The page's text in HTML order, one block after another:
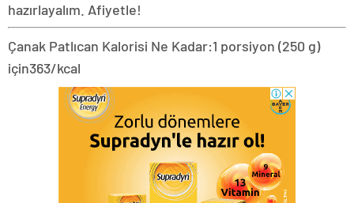
hazırlayalım. Afiyetle!
Çanak Patlıcan Kalorisi Ne Kadar:1 porsiyon (250 g)
için363/kcal